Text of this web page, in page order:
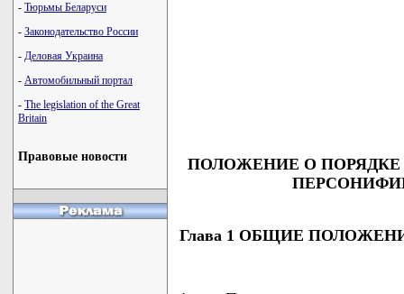
- Тюрьмы Беларуси
- Законодательство России
- Деловая Украина
- Автомобильный портал
- The legislation of the Great
Britain
Правовые новости
ПОЛОЖЕНИЕ О
Глава 1 ОБЩИЕ